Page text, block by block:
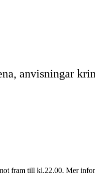
anvisningar
fram till kl.22.00. Mer